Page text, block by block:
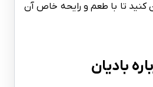
کنید تا با طعم و رایحه خاص آن
بادیان